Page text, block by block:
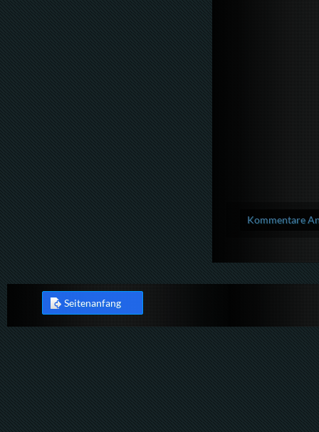
Kommentare
Seitenanfang